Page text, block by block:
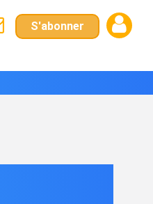
S'abonner